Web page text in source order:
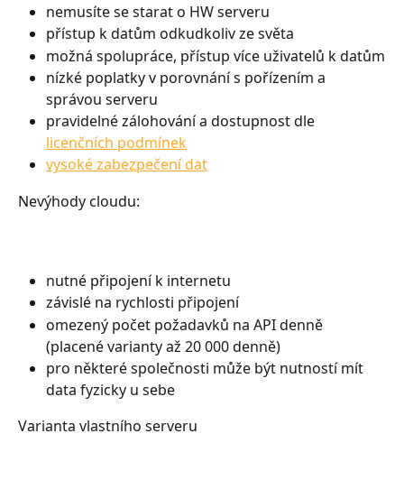
nemusíte se starat o HW serveru
přístup k datům odkudkoliv ze světa
možná spolupráce, přístup více uživatelů k datům
nízké poplatky v porovnání s pořízením a
správou serveru
pravidelné zálohování a dostupnost dle
licenčních podmínek
vysoké zabezpečení dat
Nevýhody cloudu:
nutné připojení k internetu
závislé na rychlosti připojení
omezený počet požadavků na API denně
(placené varianty až 20 000 denně)
pro některé společnosti může být nutností mít
data fyzicky u sebe
Varianta vlastního serveru